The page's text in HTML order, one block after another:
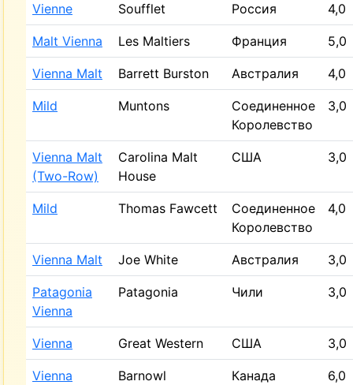
Vienne Soufflet Россия 4,0
Malt Vienna Les Maltiers Франция 5,0
Vienna Malt Barrett Burston Австралия 4,0
Mild Muntons
Соединенное
Королевство
3,0
Vienna Malt
(Two-Row)
Carolina Malt
House
США 3,0
Mild Thomas Fawcett
Соединенное
Королевство
4,0
Vienna Malt Joe White Австралия 3,0
Patagonia
Vienna
Patagonia Чили 3,0
Vienna Great Western США 3,0
Vienna Barnowl Канада 6,0